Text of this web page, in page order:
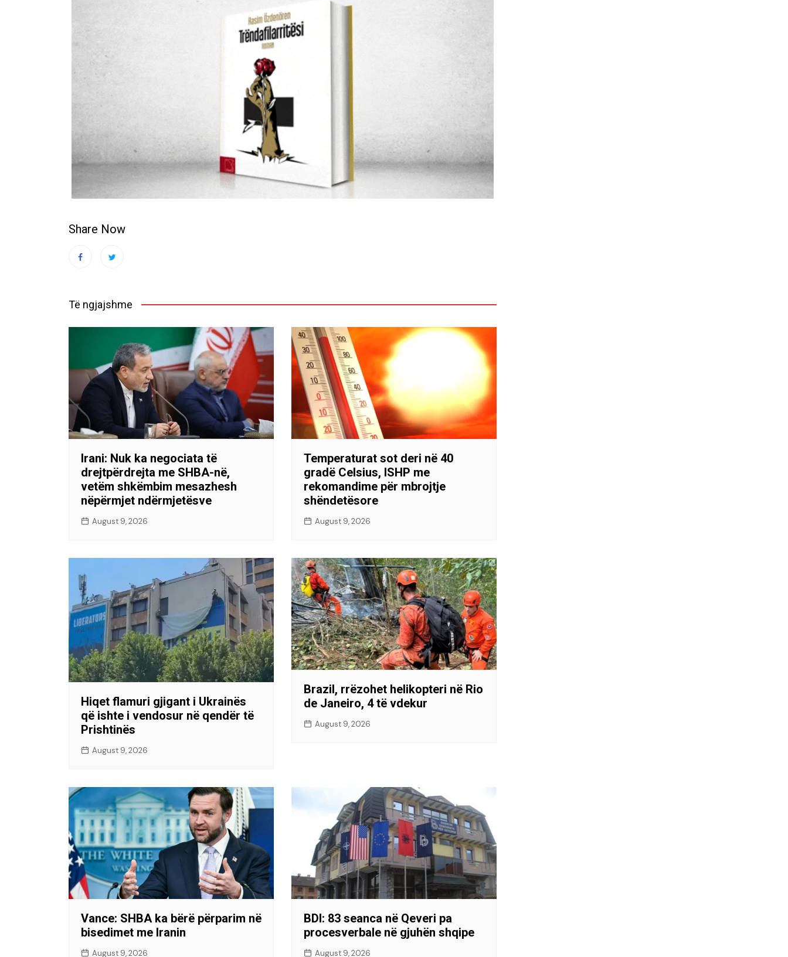
Share Now
Të ngjajshme
Irani: Nuk ka negociata të
drejtpërdrejta me SHBA-në,
vetëm shkëmbim mesazhesh
nëpërmjet ndërmjetësve
August 9, 2026
Temperaturat sot deri në 40
gradë Celsius, ISHP me
rekomandime për mbrojtje
shëndetësore
August 9, 2026
Hiqet flamuri gjigant i Ukrainës
që ishte i vendosur në qendër të
Prishtinës
August 9, 2026
Brazil, rrëzohet helikopteri në Rio
de Janeiro, 4 të vdekur
August 9, 2026
Vance: SHBA ka bërë përparim në
bisedimet me Iranin
August 9, 2026
BDI: 83 seanca në Qeveri pa
procesverbale në gjuhën shqipe
August 9, 2026